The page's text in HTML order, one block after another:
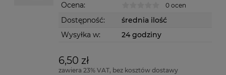
Ocena: 0 ocen
Dostępność:
średnia ilość
Wysyłka w:
24 godziny
6,50 zł
zawiera 23% VAT, bez kosztów dostawy